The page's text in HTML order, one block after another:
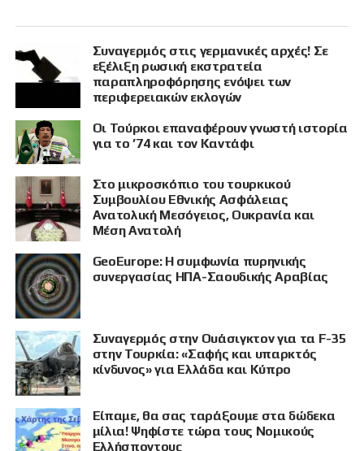
Συναγερμός στις γερμανικές αρχές! Σε
εξέλιξη ρωσική εκστρατεία
παραπληροφόρησης ενόψει των
περιφερειακών εκλογών
Οι Τούρκοι επαναφέρουν γνωστή ιστορία
για το ’74 και τον Καντάφι
Στο μικροσκόπιο του τουρκικού
Συμβουλίου Εθνικής Ασφάλειας
Ανατολική Μεσόγειος, Ουκρανία και
Μέση Ανατολή
GeoEurope: Η συμφωνία πυρηνικής
συνεργασίας ΗΠΑ-Σαουδικής Αραβίας
Συναγερμός στην Ουάσιγκτον για τα F-35
στην Τουρκία: «Σαφής και υπαρκτός
κίνδυνος» για Ελλάδα και Κύπρο
Είπαμε, θα σας ταράξουμε στα δώδεκα
μίλια! Ψηφίστε τώρα τους Νομικούς
Ελλήσποντους